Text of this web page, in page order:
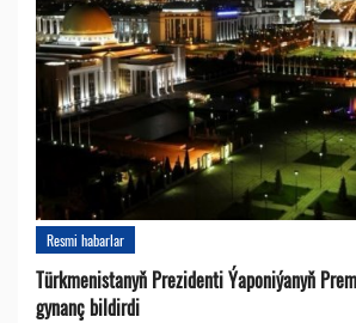
Resmi habarlar
Türkmenistanyň Prezidenti Ýaponiýanyň
gynanç bildirdi